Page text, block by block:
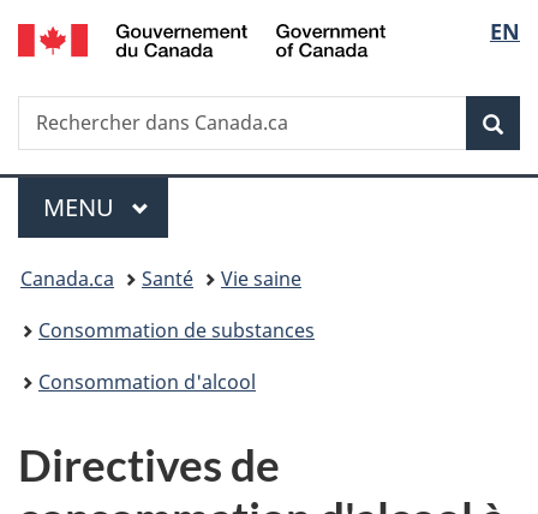
Passer
au
principal
Passer
à
Au
du
Passer
à
version
simplifiée
de
la
EN
Recherche
Rechercher
dans
Menu
MENU PRINCIPAL
Vous
êtes
ici :
Canada.ca Santé
Vie saine
Consommation de substances
Consommation d'alcool
Directives de